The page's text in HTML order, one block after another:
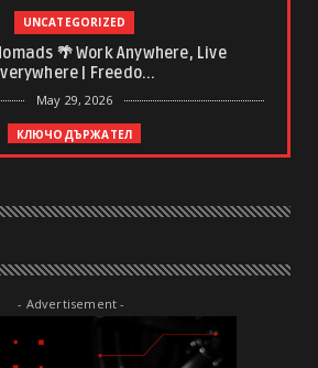
UNCATEGORIZED
🌴 Work Anywhere, Live
| Freedo...
May 29, 2026
КЛЮЧОДЪРЖАТЕЛ
May 20, 2026
от професионален
масаж
UNCATEGORIZED
- Advertisement -